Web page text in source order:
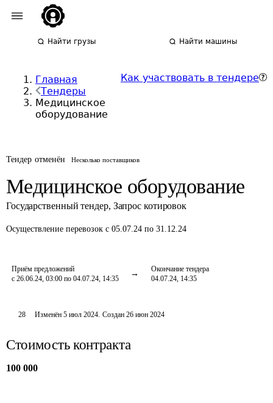
Найти грузы Найти машины
Главная
Тендеры
Медицинское
оборудование
Как участвовать в тендере
Тендер отменён Несколько поставщиков
Медицинское оборудование
Государственный тендер, Запрос котировок
Осуществление перевозок с 05.07.24 по 31.12.24
Приём предложений
с 26.06.24, 03:00 по 04.07.24, 14:35
Окончание тендера
04.07.24, 14:35
28 Изменён5 июл 2024. Создан 26 июн 2024
Стоимость контракта
100 000